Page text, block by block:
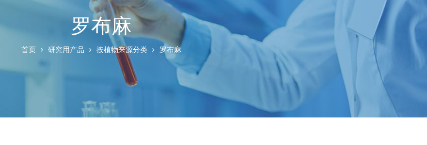
罗布麻
首页 研究用产品 按植物来源分类 罗布麻